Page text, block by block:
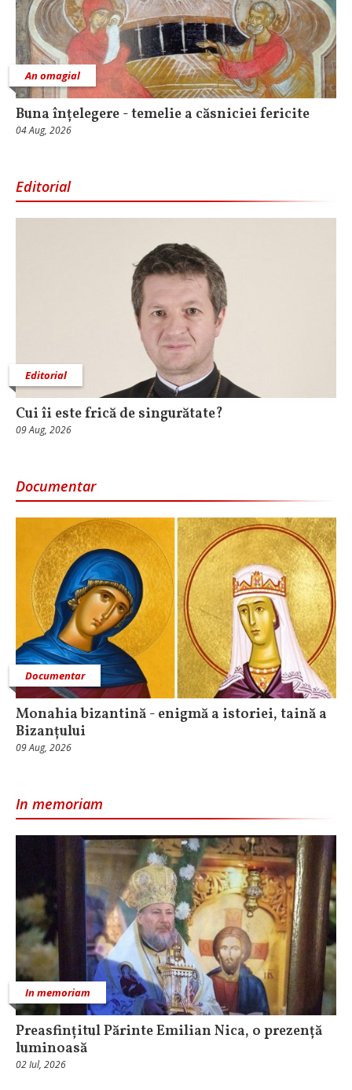
An omagial
Buna înțelegere - temelie a căsniciei fericite
04 Aug, 2026
Editorial
Editorial
Cui îi este frică de singurătate?
09 Aug, 2026
Documentar
Documentar
Monahia bizantină - enigmă a istoriei, taină a
Bizanțului
09 Aug, 2026
In memoriam
In memoriam
Preasfințitul Părinte Emilian Nica, o prezență
luminoasă
02 Iul, 2026